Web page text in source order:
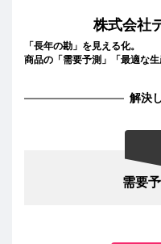
株式会社
「長年の勘」を見える化。
商品の「需要予測」「最適な
解決
需要